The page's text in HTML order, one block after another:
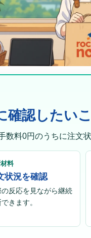
確認したい
数料0円のうちに注文
料
状況を確認
の反応を見ながら継続
きます。